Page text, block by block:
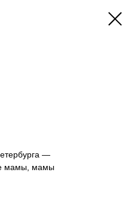
—
мамы, мамы